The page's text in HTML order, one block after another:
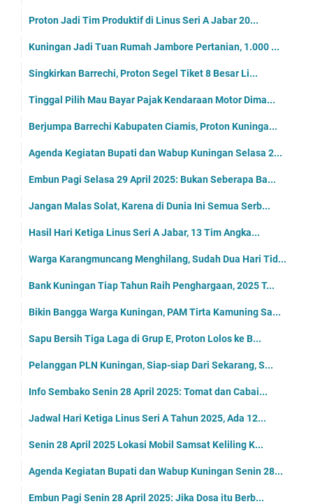
Proton Jadi Tim Produktif di Linus Seri A Jabar 20...
Kuningan Jadi Tuan Rumah Jambore Pertanian, 1.000 ...
Singkirkan Barrechi, Proton Segel Tiket 8 Besar Li...
Tinggal Pilih Mau Bayar Pajak Kendaraan Motor Dima...
Berjumpa Barrechi Kabupaten Ciamis, Proton Kuninga...
Agenda Kegiatan Bupati dan Wabup Kuningan Selasa 2...
Embun Pagi Selasa 29 April 2025: Bukan Seberapa Ba...
Jangan Malas Solat, Karena di Dunia Ini Semua Serb...
Hasil Hari Ketiga Linus Seri A Jabar, 13 Tim Angka...
Warga Karangmuncang Menghilang, Sudah Dua Hari Tid...
Bank Kuningan Tiap Tahun Raih Penghargaan, 2025 T...
Bikin Bangga Warga Kuningan, PAM Tirta Kamuning Sa...
Sapu Bersih Tiga Laga di Grup E, Proton Lolos ke B...
Pelanggan PLN Kuningan, Siap-siap Dari Sekarang, S...
Info Sembako Senin 28 April 2025: Tomat dan Cabai...
Jadwal Hari Ketiga Linus Seri A Tahun 2025, Ada 12...
Senin 28 April 2025 Lokasi Mobil Samsat Keliling K...
Agenda Kegiatan Bupati dan Wabup Kuningan Senin 28...
Embun Pagi Senin 28 April 2025: Jika Dosa itu Berb...